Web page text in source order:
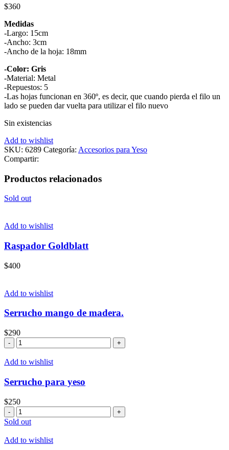
$360
Medidas
-Largo: 15cm
-Ancho: 3cm
-Ancho de la hoja: 18mm
-Color: Gris
-Material: Metal
-Repuestos: 5
-Las hojas funcionan en 360º, es decir, que cuando pierda el filo un
lado se pueden dar vuelta para utilizar el filo nuevo
Sin existencias
Add to wishlist
SKU: 6289 Categoría: Accesorios para Yeso
Compartir:
Productos relacionados
Sold out
Add to wishlist
Raspador Goldblatt
$400
Add to wishlist
Serrucho mango de madera.
$290
Serrucho
mango
de
cantidad
Add to wishlist
Serrucho para yeso
$250
Serrucho
para
cantidad
Sold out
Add to wishlist